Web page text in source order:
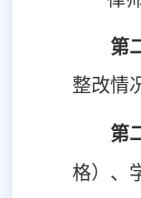
第
整改情
第
格）、